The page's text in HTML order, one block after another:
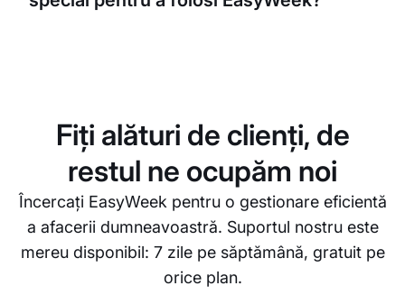
Fiți alături de clienți, de
restul ne ocupăm noi
Încercați EasyWeek pentru o gestionare eficientă
a afacerii dumneavoastră. Suportul nostru este
mereu disponibil: 7 zile pe săptămână, gratuit pe
orice plan.